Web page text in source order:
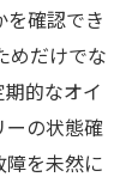
確認でき
めだけでな
的なオイ
ーの状態確
を未然に